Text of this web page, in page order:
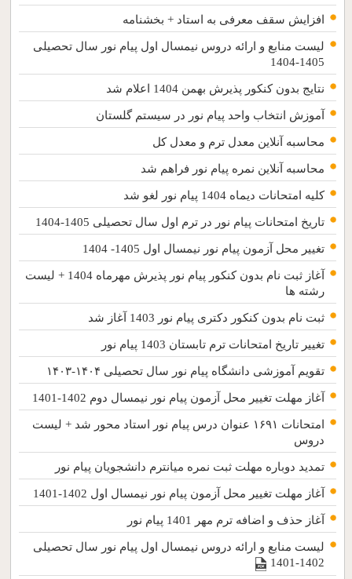
افزایش سقف معرفی به استاد + بخشنامه
لیست منابع و ارائه دروس نیمسال اول پیام نور سال تحصیلی
1405-1404
نتایج بدون کنکور پذیرش بهمن 1404 اعلام شد
آموزش انتخاب واحد پیام نور در سیستم گلستان
محاسبه آنلاین معدل ترم و معدل کل
محاسبه آنلاین نمره پیام نور فراهم شد
کلیه امتحانات دیماه 1404 پیام نور لغو شد
تاریخ امتحانات پیام نور در ترم اول سال تحصیلی 1405-1404
تغییر محل آزمون پیام نور نیمسال اول 1405- 1404
آغاز ثبت نام بدون کنکور پیام نور پذیرش مهرماه 1404 + لیست
رشته ها
ثبت نام بدون کنکور دکتری پیام نور 1403 آغاز شد
تغییر تاریخ امتحانات ترم تابستان 1403 پیام نور
تقویم آموزشی دانشگاه پیام نور سال تحصیلی ۱۴۰۴-۱۴۰۳
آغاز مهلت تغییر محل آزمون پیام نور نیمسال دوم 1402-1401
امتحانات ۱۶۹۱ عنوان درس پیام نور استاد محور شد + لیست
دروس
تمدید دوباره مهلت ثبت نمره میانترم دانشجویان پیام نور
آغاز مهلت تغییر محل آزمون پیام نور نیمسال اول 1402-1401
آغاز حذف و اضافه ترم مهر 1401 پیام نور
لیست منابع و ارائه دروس نیمسال اول پیام نور سال تحصیلی
1402-1401